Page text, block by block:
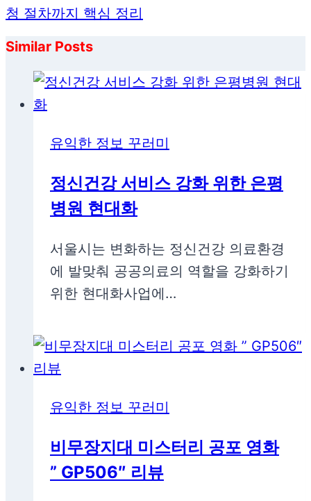
청 절차까지 핵심 정리
Similar Posts
유익한 정보 꾸러미
정신건강 서비스 강화 위한 은평
병원 현대화
서울시는 변화하는 정신건강 의료환경
에 발맞춰 공공의료의 역할을 강화하기
위한 현대화사업에…
유익한 정보 꾸러미
비무장지대 미스터리 공포 영화
” GP506″ 리뷰